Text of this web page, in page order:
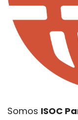
Somos ISOC